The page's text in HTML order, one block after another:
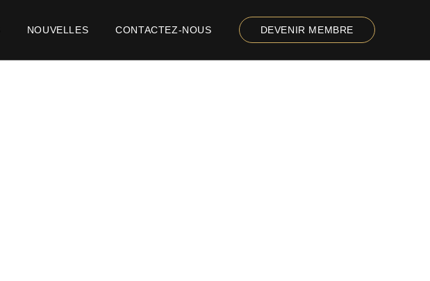
NOUVELLES CONTACTEZ-NOUS DEVENIR MEMBRE